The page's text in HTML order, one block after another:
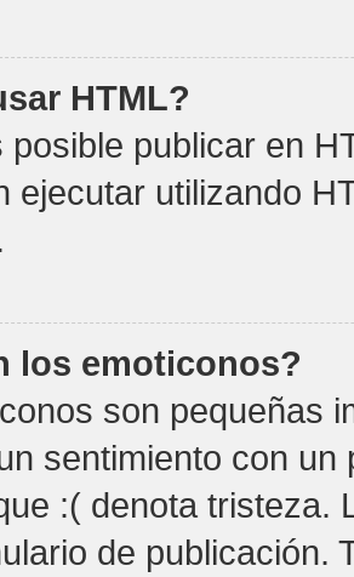
HTML?
posible publicar en
ejecutar utilizando
los emoticonos?
son pequeñas
sentimiento con
:( denota tristeza.
de publicación.